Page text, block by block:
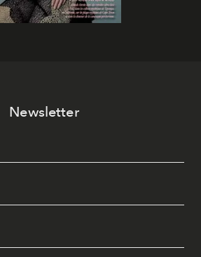
Newsletter